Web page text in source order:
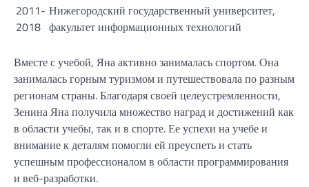
2011-
2018
Нижегородский государственный университет,
факультет информационных технологий
Вместе с учебой, Яна активно занималась спортом. Она
занималась горным туризмом и путешествовала по разным
регионам страны. Благодаря своей целеустремленности,
Зенина Яна получила множество наград и достижений как
в области учебы, так и в спорте. Ее успехи на учебе и
внимание к деталям помогли ей преуспеть и стать
успешным профессионалом в области программирования
и веб-разработки.